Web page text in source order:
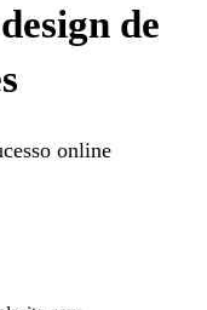
de
online